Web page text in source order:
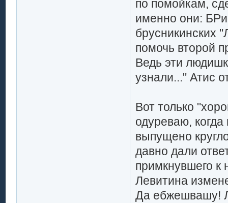
по помойкам,
именно они:
брусникинских
помочь второй
Ведь эти
узнали..." Атис
Вот только
одуреваю,
выпущено
давно дали
примкнувшего к
Левитина
Да ебжешвашу!